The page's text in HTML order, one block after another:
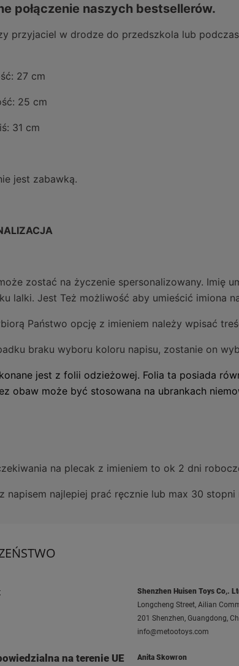
połączenie naszych bestsellerów.
przyjaciel w drodze do przedszkola lub
27 cm
25 cm
31 cm
jest zabawką.
zostać na życzenie spersonalizowany. Imię
lalki. Jest Też możliwość aby umieścić imiona
Państwo opcję z imieniem należy wpisać
braku wyboru koloru napisu, zostanie on
jest z folii odzieżowej. Folia ta posiada
obaw może być stosowana na ubrankach
na plecak z imieniem to ok 2 dni
napisem najlepiej prać ręcznie lub max 30
Shenzhen Huisen Toys Co,.
Longcheng Street, Ailian
201 Shenzhen, Guangdong,
info@metootoys.com
na terenie UE
Anita Skowron